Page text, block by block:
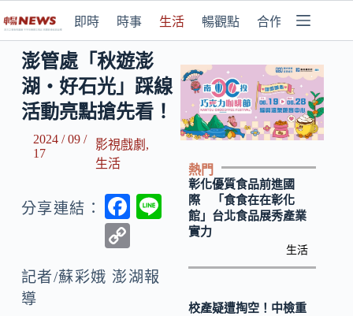
即時 時事 生活 暢觀點 合作媒體
澎管處「秋遊澎
湖‧好石光」踩線
活動亮點搶先看！
2024 / 09 /
17
影視戲劇 ,
生活
分享連結：
F
b
p
記者/蘇彩娥 澎湖報
導
熱門
彰化優質食品前進國
際 「食食在在彰化
館」台北食品展秀產業
實力
生活
校產疑遭掏空！中檢重